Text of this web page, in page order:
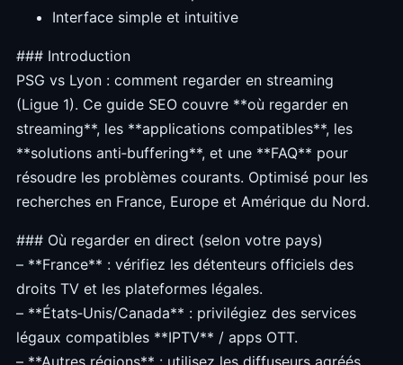
Interface simple et intuitive
### Introduction
PSG vs Lyon : comment regarder en streaming
(Ligue 1). Ce guide SEO couvre **où regarder en
streaming**, les **applications compatibles**, les
**solutions anti‑buffering**, et une **FAQ** pour
résoudre les problèmes courants. Optimisé pour les
recherches en France, Europe et Amérique du Nord.
### Où regarder en direct (selon votre pays)
– **France** : vérifiez les détenteurs officiels des
droits TV et les plateformes légales.
– **États‑Unis/Canada** : privilégiez des services
légaux compatibles **IPTV** / apps OTT.
– **Autres régions** : utilisez les diffuseurs agréés